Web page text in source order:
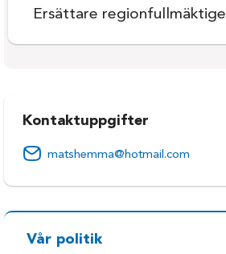
Ersättare regionfullmäktige
Kontaktuppgifter
matshemma@hotmail.com
Vår politik